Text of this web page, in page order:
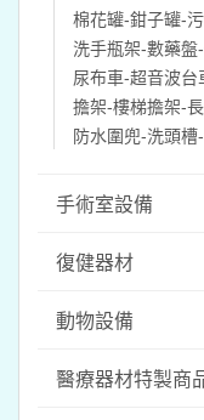
棉花罐-鉗子罐-
洗手瓶架-數藥
尿布車-超音波
擔架-樓梯擔架-
防水圍兜-洗頭
手術室設備
復健器材
動物設備
醫療器材特製商